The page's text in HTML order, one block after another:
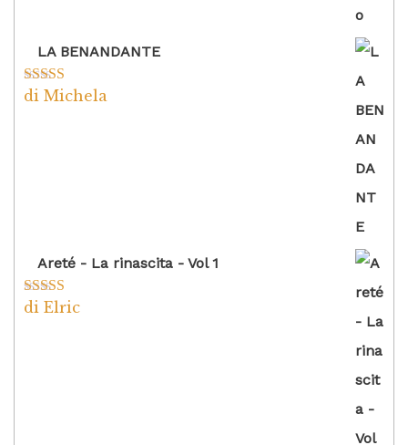
LA BENANDANTE
Valutato5su
di Michela
Areté - La rinascita - Vol 1
Valutato5
di Elric